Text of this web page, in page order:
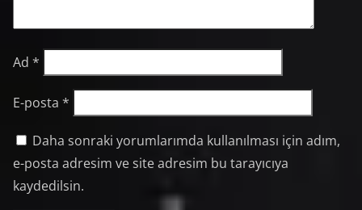
Ad *
E-posta *
Daha sonraki yorumlarımda kullanılması için adım,
e-posta adresim ve site adresim bu tarayıcıya
kaydedilsin.